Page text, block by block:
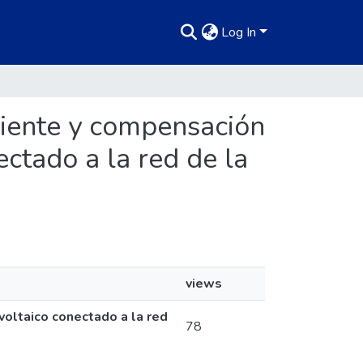
Log In
y compensación
a la red de la
views
conectado a la red
78